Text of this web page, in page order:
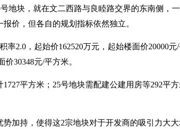
地块，就在文二西路与良睦路交界的东南侧，
价，但各自的规划指标依然独立。
率2.0，起始价162520万元，起始楼面价20000
30348元/平方米。
平方米；25号地块需配建公建用房等292平
加持，使得这2宗地块对于开发商的吸引力大